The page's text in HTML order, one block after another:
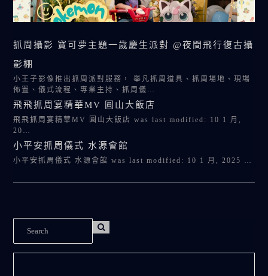
抓周攝影 寶可夢主題一歲慶生派對 @夜間飛行復古攝
影棚
小王子影像推出抓周派對服務， 舉凡抓周道具、抓周場地、現場
佈置、儀式流程、專業主持、抓周儀…
飛飛抓周宴精華MV 圓山大飯店
飛飛抓周宴精華MV 圓山大飯店 was last modified: 10 1 月,
20…
小平安抓周儀式 水源會館
小平安抓周儀式 水源會館 was last modified: 10 1 月, 2025 …